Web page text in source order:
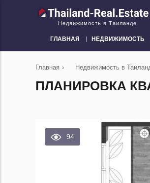
Недвижимость в Таиланде
ГЛАВНАЯ НЕДВИЖИМОСТЬ
Главная › Недвижимость в
ПЛАНИРОВКА
94